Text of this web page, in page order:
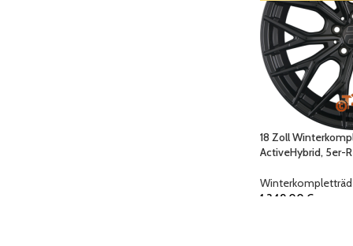
18 Zoll
ActiveHybrid, 5er-
1.349,00 €